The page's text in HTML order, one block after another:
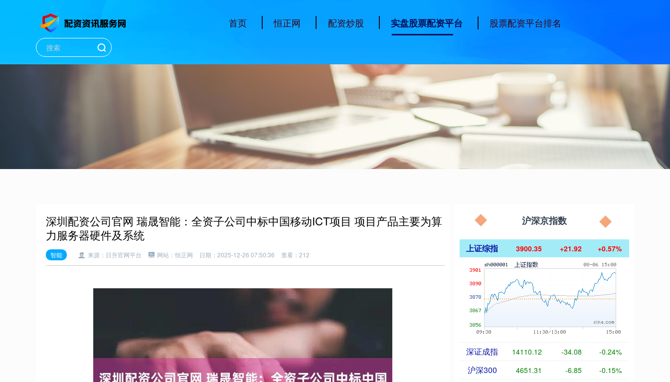
首页 恒正网 配资炒股 实盘股票配资平台 股票配资平台排名
深圳配资公司官网 瑞晟智能：全资子公司中标中国移动ICT项目 项目产品主要为算
力服务器硬件及系统
智能 来源：日升官网平台 网站：恒正网 日期：2025-12-26 07:50:36 查看：212
沪深京指数
上证综指 3900.35 +21.92 +0.57%
深证成指 14110.12 -34.08 -0.24%
沪深300 4651.31 -6.85 -0.15%